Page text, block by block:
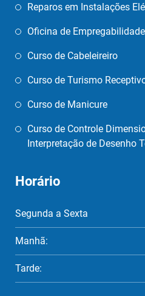
Reparos em Instalações
Oficina de Empregabilidade
Curso de Cabeleireiro
Curso de Turismo
Curso de Manicure
Curso de Controle
Interpretação de Desenho
Horário
Segunda a Sexta
Manhã:
Tarde: